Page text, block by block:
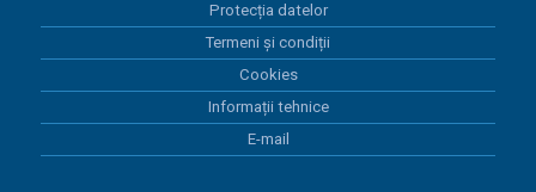
Act adițional 8 amenajare mal Dunare Moldova-
Nouă 2023
19 iunie 2026
Contract subsecvent 3 servicii asigurări auto RCA
Protecția datelor
Termeni și condiții
Cookies
Informații tehnice
E-mail